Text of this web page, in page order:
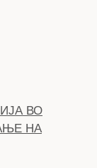
ВО
НА